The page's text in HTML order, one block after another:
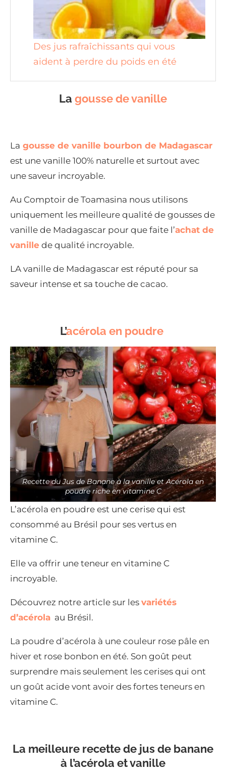
Des jus rafraîchissants qui vous
aident à perdre du poids en été
La gousse de vanille
La gousse de vanille bourbon de Madagascar
est une vanille 100% naturelle et surtout avec
une saveur incroyable.
Au Comptoir de Toamasina nous utilisons
uniquement les meilleure qualité de gousses de
vanille de Madagascar pour que faite l’achat de
vanille de qualité incroyable.
LA vanille de Madagascar est réputé pour sa
saveur intense et sa touche de cacao.
L’acérola en poudre
Recette du Jus de Banane à la vanille et Acérola en
poudre riche en vitamine C
L’acérola en poudre est une cerise qui est
consommé au Brésil pour ses vertus en
vitamine C.
Elle va offrir une teneur en vitamine C
incroyable.
Découvrez notre article sur les variétés
d’acérola au Brésil.
La poudre d’acérola à une couleur rose pâle en
hiver et rose bonbon en été. Son goût peut
surprendre mais seulement les cerises qui ont
un goût acide vont avoir des fortes teneurs en
vitamine C.
La meilleure recette de jus de banane
à l’acérola et vanille